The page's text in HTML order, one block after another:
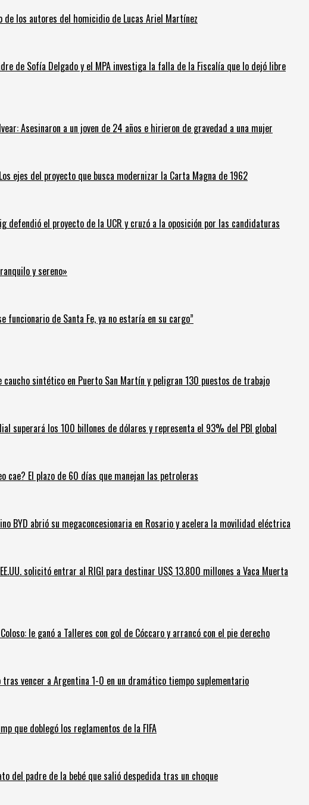
de los autores del homicidio de Lucas Ariel Martínez
de Sofía Delgado y el MPA investiga la falla de la Fiscalía que lo dejó libre
Asesinaron a un joven de 24 años e hirieron de gravedad a una mujer
ejes del proyecto que busca modernizar la Carta Magna de 1962
defendió el proyecto de la UCR y cruzó a la oposición por las candidaturas
y sereno»
funcionario de Santa Fe, ya no estaría en su cargo”
caucho sintético en Puerto San Martín y peligran 130 puestos de trabajo
superará los 100 billones de dólares y representa el 93% del PBI global
cae? El plazo de 60 días que manejan las petroleras
BYD abrió su megaconcesionaria en Rosario y acelera la movilidad eléctrica
solicitó entrar al RIGI para destinar US$ 13.800 millones a Vaca Muerta
le ganó a Talleres con gol de Cóccaro y arrancó con el pie derecho
tras vencer a Argentina 1-0 en un dramático tiempo suplementario
que doblegó los reglamentos de la FIFA
del padre de la bebé que salió despedida tras un choque